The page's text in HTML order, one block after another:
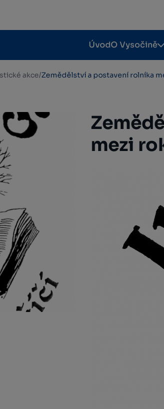
ÚvodO Vysočině
akce/Zemědělství a postavení rolníka
mezi